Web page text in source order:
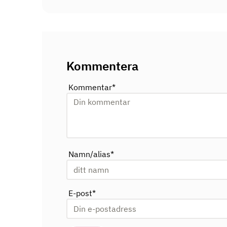
Kommentera
Kommentar*
Namn/alias*
E-post*